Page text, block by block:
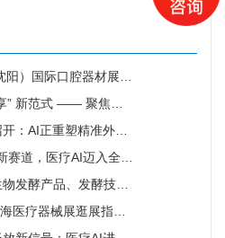
展览会暨学术交流会｜火爆邀约中
盐城25个人工智能医疗项目揭榜挂帅
重塑精准外科与基层医疗
医疗AI迈入全域发展新阶段
品、发酵技术装备博览会
器械展​逛展指南来了！